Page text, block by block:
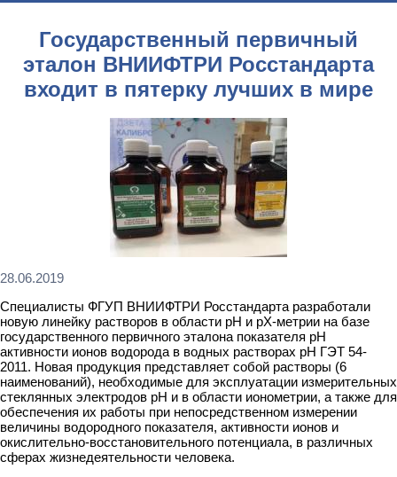
Государственный первичный
эталон ВНИИФТРИ Росстандарта
входит в пятерку лучших в мире
28.06.2019
Специалисты ФГУП ВНИИФТРИ Росстандарта разработали
новую линейку растворов в области pH и pX-метрии на базе
государственного первичного эталона показателя pH
активности ионов водорода в водных растворах pH ГЭТ 54-
2011. Новая продукция представляет собой растворы (6
наименований), необходимые для эксплуатации измерительных
стеклянных электродов рН и в области ионометрии, а также для
обеспечения их работы при непосредственном измерении
величины водородного показателя, активности ионов и
окислительно-восстановительного потенциала, в различных
сферах жизнедеятельности человека.